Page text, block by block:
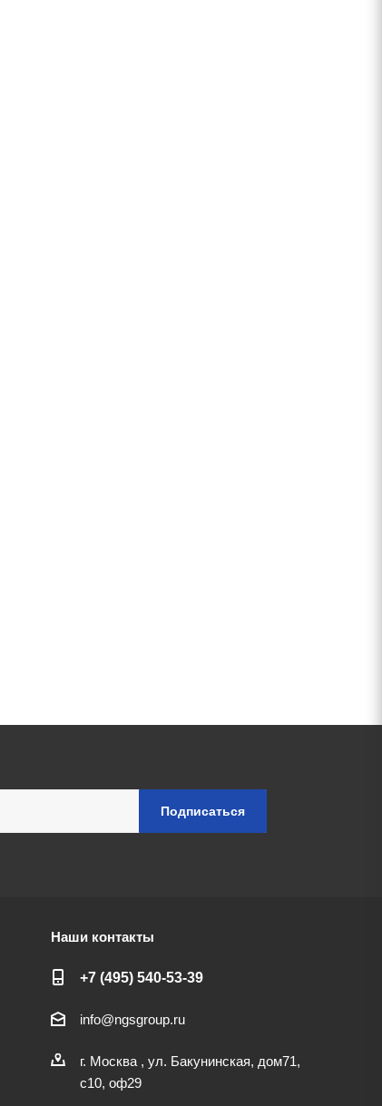
Наши контакты
+7 (495) 540-53-39
info@ngsgroup.ru
г. Москва , ул. Бакунинская, дом71,
с10, оф29